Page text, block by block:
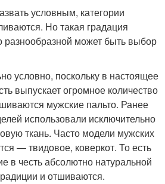
условным, категории
Но такая градация
разнообразной может быть выбор
условно, поскольку в настоящее
выпускает огромное количество
мужские пальто. Ранее
использовали исключительно
ткань. Часто модели мужских
— твидовое, коверкот. То есть
в честь абсолютно натуральной
и отшиваются.